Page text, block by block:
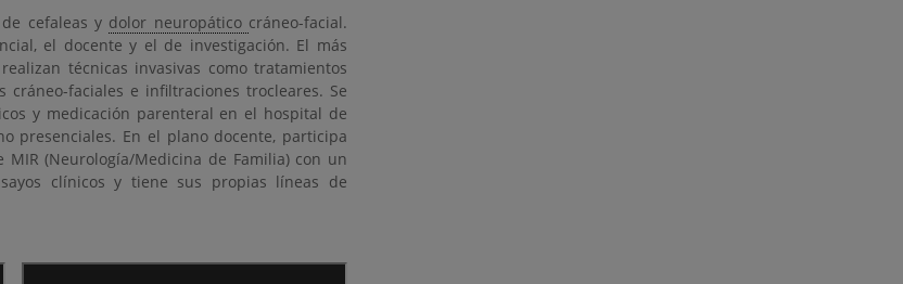
cefaleas y dolor neuropático cráneo-facial.
el docente y el de investigación. El más
técnicas invasivas como tratamientos
cráneo-faciales e infiltraciones trocleares. Se
y medicación parenteral en el hospital de
presenciales. En el plano docente, participa
(Neurología/Medicina de Familia) con un
clínicos y tiene sus propias líneas de